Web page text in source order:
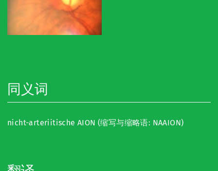
同义词
nicht-arteriitische AION (缩写与缩略语: NAAION)